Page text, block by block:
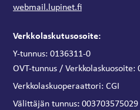
webmail.lupinet.fi
Verkkolaskutusosoite:
Y-tunnus: 0136311-0
OVT-tunnus / Verkkolaskuosoite:
Verkkolaskuoperaattori: CGI
Välittäjän tunnus:003703575029